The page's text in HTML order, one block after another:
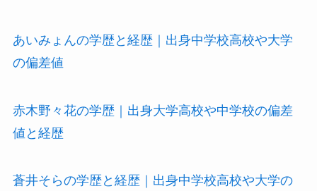
あいみょんの学歴と経歴｜出身中学校高校や大学
の偏差値
赤木野々花の学歴｜出身大学高校や中学校の偏差
値と経歴
蒼井そらの学歴と経歴｜出身中学校高校や大学の